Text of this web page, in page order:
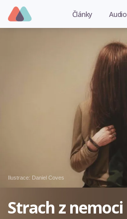
Články Audio
Ilustrace: Daniel Coves
Strach z nemoci